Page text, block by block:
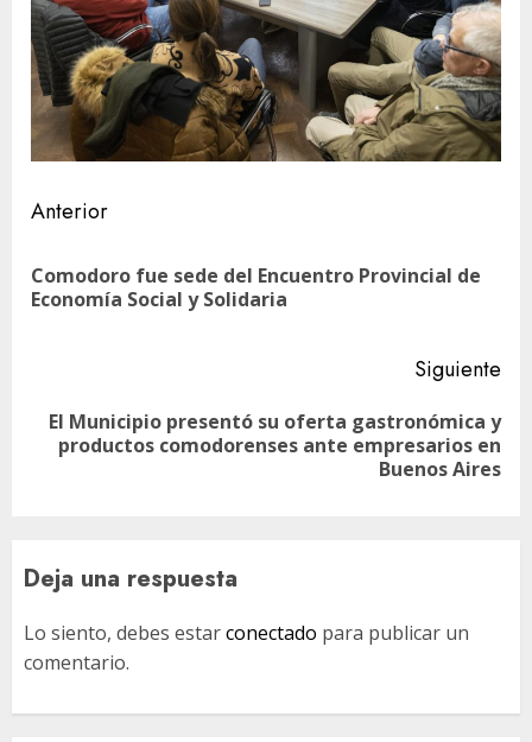
Navegación
de
entradas
Anterior
Comodoro fue sede del Encuentro Provincial de
Economía Social y Solidaria
Siguiente
Siguiente
El Municipio presentó su oferta gastronómica y
productos comodorenses ante empresarios en
Buenos Aires
Deja una respuesta
Lo siento, debes estarconectado para publicar un
comentario.